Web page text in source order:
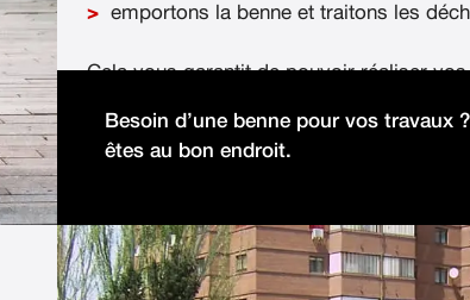
emportons la benne et traitons les
Cela vous garantit de pouvoir réaliser
Besoin d’une benne pour vos travaux
êtes au bon endroit.